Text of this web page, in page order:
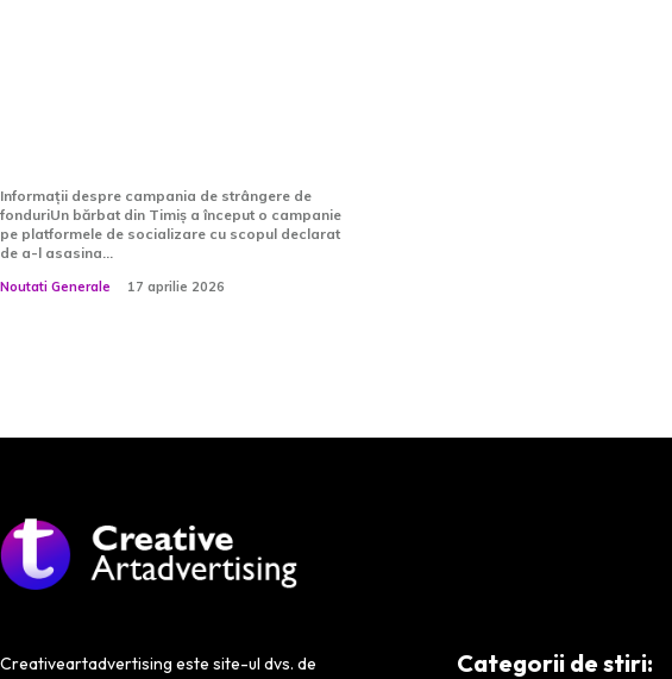
Informații despre campania de strângere de
fonduriUn bărbat din Timiș a început o campanie
pe platformele de socializare cu scopul declarat
de a-l asasina...
Noutati Generale 17 aprilie 2026
Creativeartadvertising este site-ul dvs. de
Categorii de stiri: